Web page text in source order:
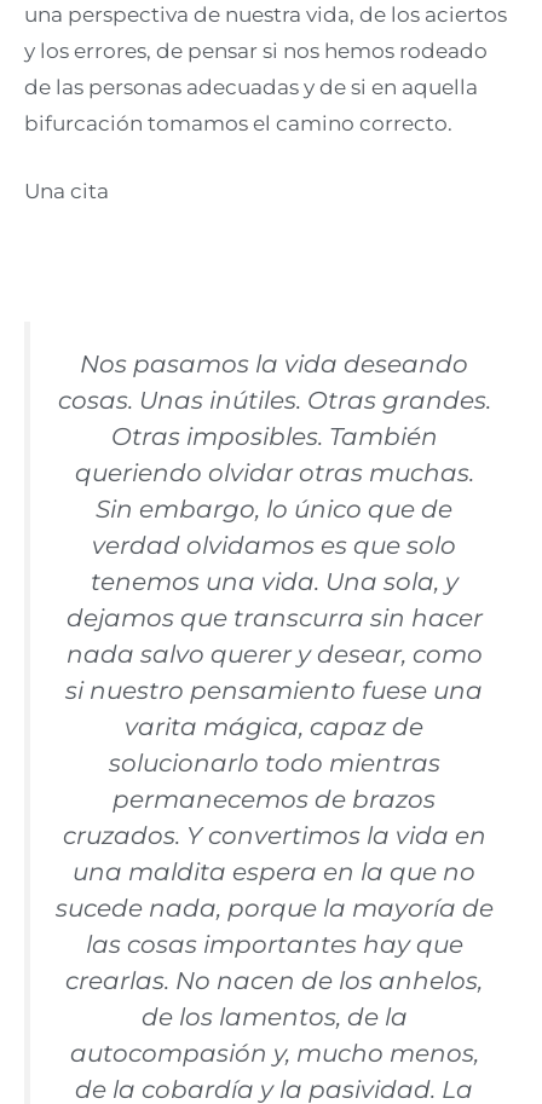
una perspectiva de nuestra vida, de los aciertos
y los errores, de pensar si nos hemos rodeado
de las personas adecuadas y de si en aquella
bifurcación tomamos el camino correcto.
Una cita
Nos pasamos la vida deseando
cosas. Unas inútiles. Otras grandes.
Otras imposibles. También
queriendo olvidar otras muchas.
Sin embargo, lo único que de
verdad olvidamos es que solo
tenemos una vida. Una sola, y
dejamos que transcurra sin hacer
nada salvo querer y desear, como
si nuestro pensamiento fuese una
varita mágica, capaz de
solucionarlo todo mientras
permanecemos de brazos
cruzados. Y convertimos la vida en
una maldita espera en la que no
sucede nada, porque la mayoría de
las cosas importantes hay que
crearlas. No nacen de los anhelos,
de los lamentos, de la
autocompasión y, mucho menos,
de la cobardía y la pasividad. La